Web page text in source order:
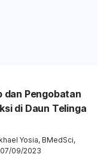
dan Pengobatan
di Daun Telinga
Yosia, BMedSci,
07/09/2023